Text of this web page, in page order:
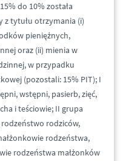
do 10% została
z tytułu otrzymania (i)
pieniężnych,
oraz (ii) mienia w
w przypadku
(pozostali: 15% PIT); I
wstępni, pasierb, zięć,
i teściowie; II grupa
rodziców,
rodzeństwa,
rodzeństwa małżonków